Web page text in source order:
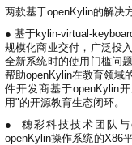
两款基于openKylin的解决
● 基于kylin-virtual-
规模化商业交付，广泛投
全新系统时的使用门槛问
帮助openKylin在教育领域
件开发商基于openKylin
用"的开源教育生态闭环。
●穗彩科技技术团队
openKylin操作系统的X86